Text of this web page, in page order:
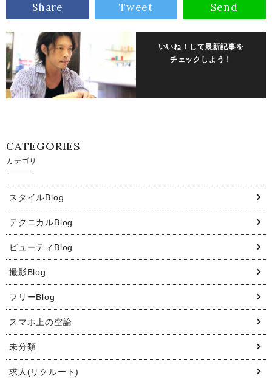
Share Tweet Send
いいね！して最新記事を
チェックしよう！
CATEGORIES
カテゴリ
スタイルBlog
テクニカルBlog
ビューティBlog
撮影Blog
フリーBlog
スマホ上の空論
未分類
求人(リクルート)